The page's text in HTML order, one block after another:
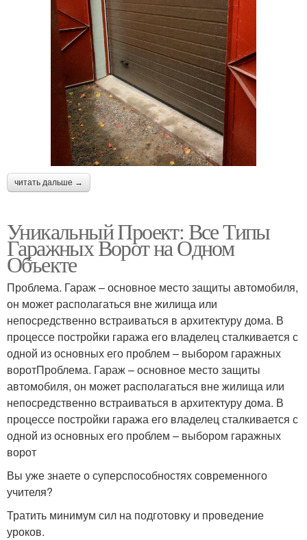
читать дальше →
Уникальный Проект: Все Типы
Гаражных Ворот на Одном
Объекте
Проблема. Гараж – основное место защиты автомобиля,
он может располагаться вне жилища или
непосредственно встраиваться в архитектуру дома. В
процессе постройки гаража его владелец сталкивается с
одной из основных его проблем – выбором гаражных
воротПроблема. Гараж – основное место защиты
автомобиля, он может располагаться вне жилища или
непосредственно встраиваться в архитектуру дома. В
процессе постройки гаража его владелец сталкивается с
одной из основных его проблем – выбором гаражных
ворот
Вы уже знаете о суперспособностях современного
учителя?
Тратить минимум сил на подготовку и проведение
уроков.